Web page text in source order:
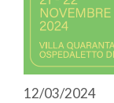
12/03/2024